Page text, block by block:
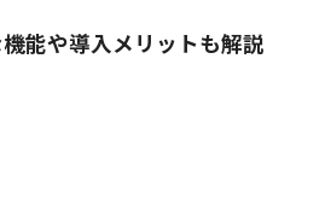
能や導入メリットも解説